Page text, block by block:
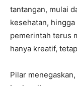
tantangan, mulai
kesehatan,
pemerintah terus
hanya kreatif,
Pilar